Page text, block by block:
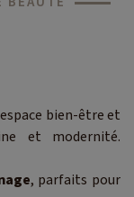
bien-être et
et modernité.
, parfaits pour